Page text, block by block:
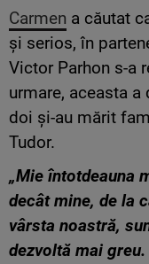
Carmen a căutat
și serios, în
Victor Parhon s-a
urmare, aceasta
doi și-au mărit
Tudor.
„Mie întotdeauna
decât mine, de la
vârsta noastră,
dezvoltă mai